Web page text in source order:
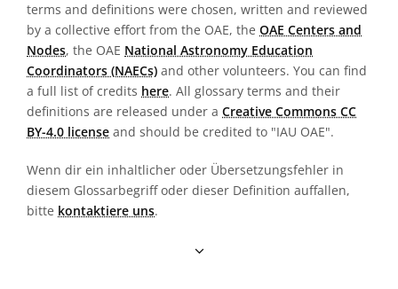
terms and definitions were chosen, written and reviewed
by a collective effort from the OAE, the OAE Centers and
Nodes, the OAE National Astronomy Education
Coordinators (NAECs) and other volunteers. You can find
a full list of credits here. All glossary terms and their
definitions are released under a Creative Commons CC
BY-4.0 license and should be credited to "IAU OAE".
Wenn dir ein inhaltlicher oder Übersetzungsfehler in
diesem Glossarbegriff oder dieser Definition auffallen,
bitte kontaktiere uns.